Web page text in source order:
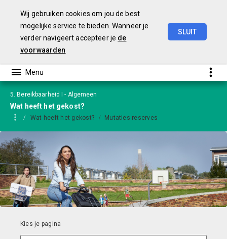
Wij gebruiken cookies om jou de best
mogelijke service te bieden. Wanneer je
verder navigeert accepteer je de
voorwaarden
SLUIT
5. Bereikbaarheid I - Algemeen
Wat heeft het gekost?
Wat heeft het gekost? Mutaties reserves